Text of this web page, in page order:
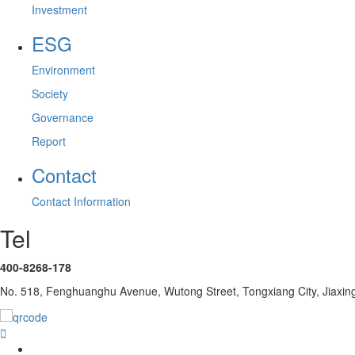
Investment
ESG
Environment
Society
Governance
Report
Contact
Contact Information
Tel
400-8268-178
No. 518, Fenghuanghu Avenue, Wutong Street, Tongxiang City,
